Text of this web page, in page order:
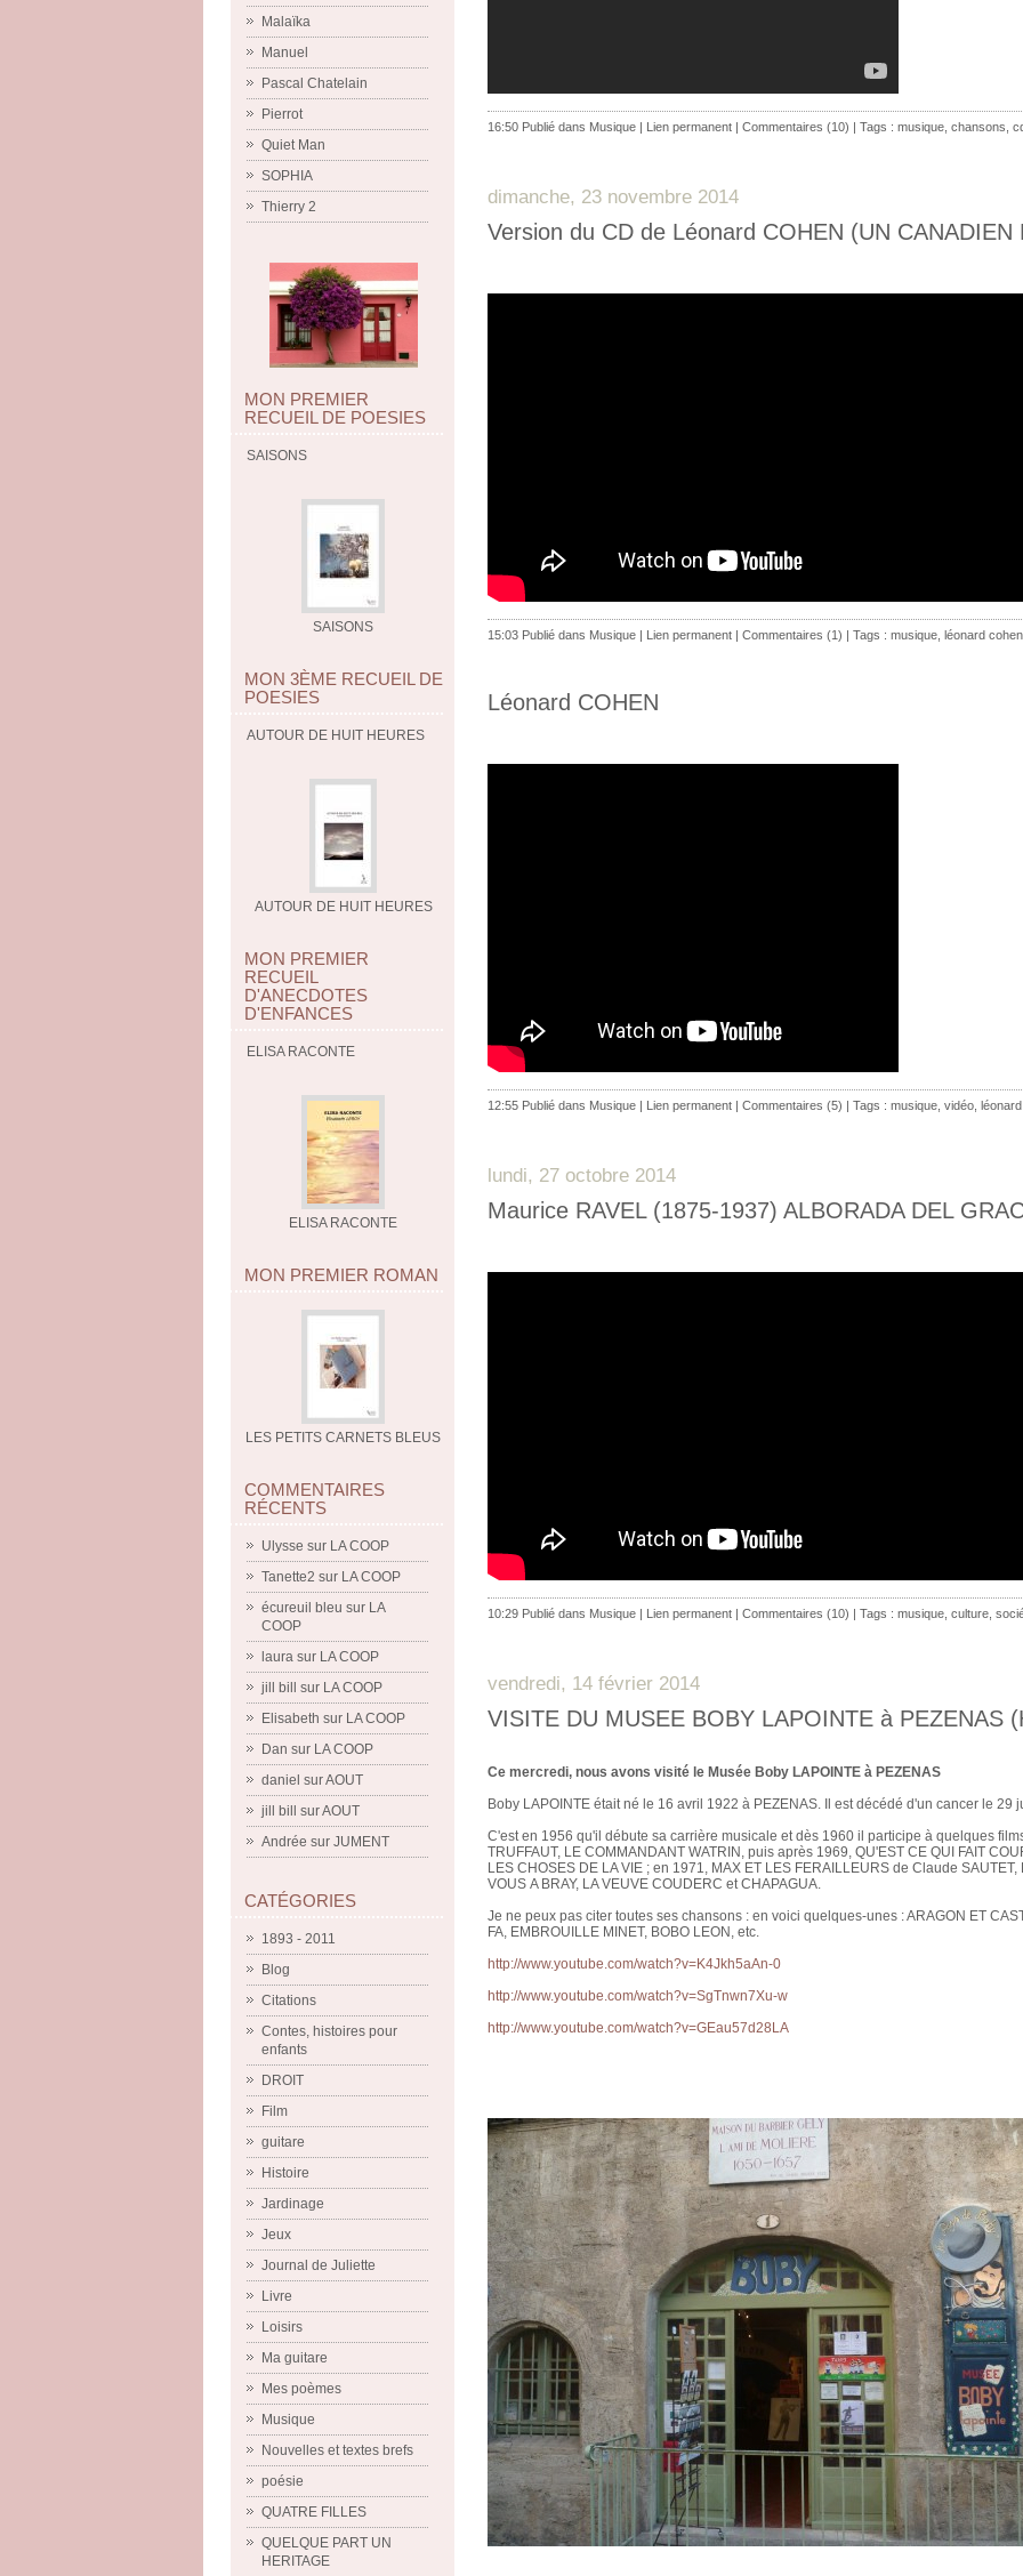
Malaïka
Manuel
Pascal Chatelain
Pierrot
Quiet Man
SOPHIA
Thierry 2
MON PREMIER
RECUEIL DE POESIES
SAISONS
SAISONS
MON 3ÈME RECUEIL DE
POESIES
AUTOUR DE HUIT HEURES
AUTOUR DE HUIT HEURES
MON PREMIER
RECUEIL
D'ANECDOTES
D'ENFANCES
ELISA RACONTE
ELISA RACONTE
MON PREMIER ROMAN
LES PETITS CARNETS BLEUS
COMMENTAIRES
RÉCENTS
Ulysse sur LA COOP
Tanette2 sur LA COOP
écureuil bleu sur LA
COOP
laura sur LA COOP
jill bill
sur LA COOP
Elisabeth sur LA COOP
Dan sur LA COOP
daniel surAOUT
jill bill
surAOUT
Andrée sur JUMENT
CATÉGORIES
1893 - 2011
Blog
Citations
Contes, histoires pour
enfants
DROIT
Film
guitare
Histoire
Jardinage
Jeux
Journal de Juliette
Livre
Loisirs
Ma guitare
Mes poèmes
Musique
Nouvelles et textes brefs
poésie
QUATRE FILLES
QUELQUE PART UN
HERITAGE
16:50 Publié dans Musique | Lien permanent | Commentaires (10) | Tags : musique chansons
dimanche, 23 novembre 2014
Version du CD de Léonard COHEN (UN CANADIEN
15:03 Publié dans Musique | Lien permanent | Commentaires (1) | Tags : musique léonard cohen
Léonard COHEN
12:55 Publié dans Musique | Lien permanent | Commentaires (5) | Tags : musique vidéo
lundi, 27 octobre 2014
Maurice RAVEL (1875-1937) ALBORADA DEL
10:29 Publié dans Musique | Lien permanent | Commentaires (10) | Tags : musique culture
vendredi, 14 février 2014
VISITE DU MUSEE BOBY LAPOINTE à PEZENAS
Ce mercredi, nous avons visité le Musée Boby LAPOINTE à PEZENAS
Boby LAPOINTE était né le 16 avril 1922 à PEZENAS. Il est décédé d'un cancer le 29
C'est en 1956 qu'il débute sa carrière musicale et dès 1960 il participe à quelques
TRUFFAUT, LE COMMANDANT WATRIN, puis après 1969, QU'EST CE QUI FAIT
LES CHOSES DE LA VIE ; en 1971, MAX ET LES FERAILLEURS de Claude
VOUS A BRAY, LA VEUVE COUDERC et CHAPAGUA.
Je ne peux pas citer toutes ses chansons : en voici quelques-unes : ARAGON ET
FA, EMBROUILLE MINET, BOBO LEON, etc.
http://www.youtube.com/watch?v=K4Jkh5aAn-0
http://www.youtube.com/watch?v=SgTnwn7Xu-w
http://www.youtube.com/watch?v=GEau57d28LA